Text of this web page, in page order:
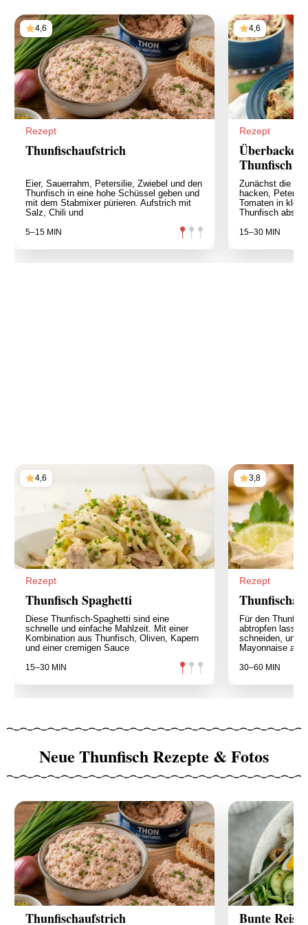
4,6
Rezept
Thunfischaufstrich
Eier, Sauerrahm, Petersilie, Zwiebel und den
Thunfisch in eine hohe Schüssel geben und
mit dem Stabmixer pürieren. Aufstrich mit
Salz, Chili und
5–15 MIN
4,6
Rezept
Thunfisch
Zunächst die
hacken, Petersil
Tomaten in
Thunfisch
15–30 MIN
4,6
Rezept
Thunfisch Spaghetti
Diese Thunfisch-Spaghetti sind eine
schnelle und einfache Mahlzeit. Mit einer
Kombination aus Thunfisch, Oliven, Kapern
und einer cremigen Sauce
15–30 MIN
3,8
Rezept
Für den
abtropfen
schneiden, und
Mayonnaise
30–60 MIN
Neue Thunfisch Rezepte & Fotos
Thunfischaufstrich
Bunte